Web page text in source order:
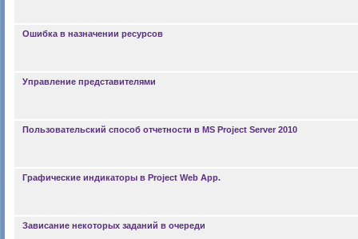
Ошибка в назначении ресурсов
Управление представителями
Пользовательский способ отчетности в MS Project Server 2010
Графические индикаторы в Project Web App.
Зависание некоторых заданий в очереди